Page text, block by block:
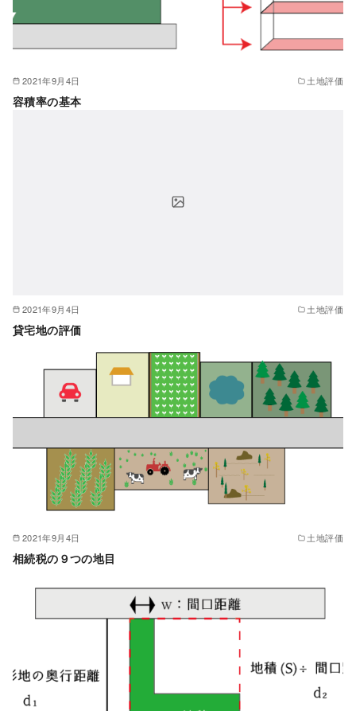
2021年9月4日
土地評価
容積率の基本
2021年9月4日
土地評価
貸宅地の評価
2021年9月4日
土地評価
相続税の９つの地目